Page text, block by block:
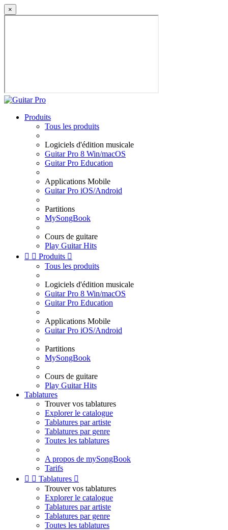
×
Produits
Tous les produits
Logiciels d'édition musicale
Guitar Pro 8 Win/macOS
Guitar Pro Education
Applications Mobile
Guitar Pro iOS/Android
Partitions
MySongBook
Cours de guitare
Play Guitar Hits
  Produits 
Tous les produits
Logiciels d'édition musicale
Guitar Pro 8 Win/macOS
Guitar Pro Education
Applications Mobile
Guitar Pro iOS/Android
Partitions
MySongBook
Cours de guitare
Play Guitar Hits
Tablatures
Trouver vos tablatures
Explorer le catalogue
Tablatures par artiste
Tablatures par genre
Toutes les tablatures
A propos de mySongBook
Tarifs
  Tablatures 
Trouver vos tablatures
Explorer le catalogue
Tablatures par artiste
Tablatures par genre
Toutes les tablatures